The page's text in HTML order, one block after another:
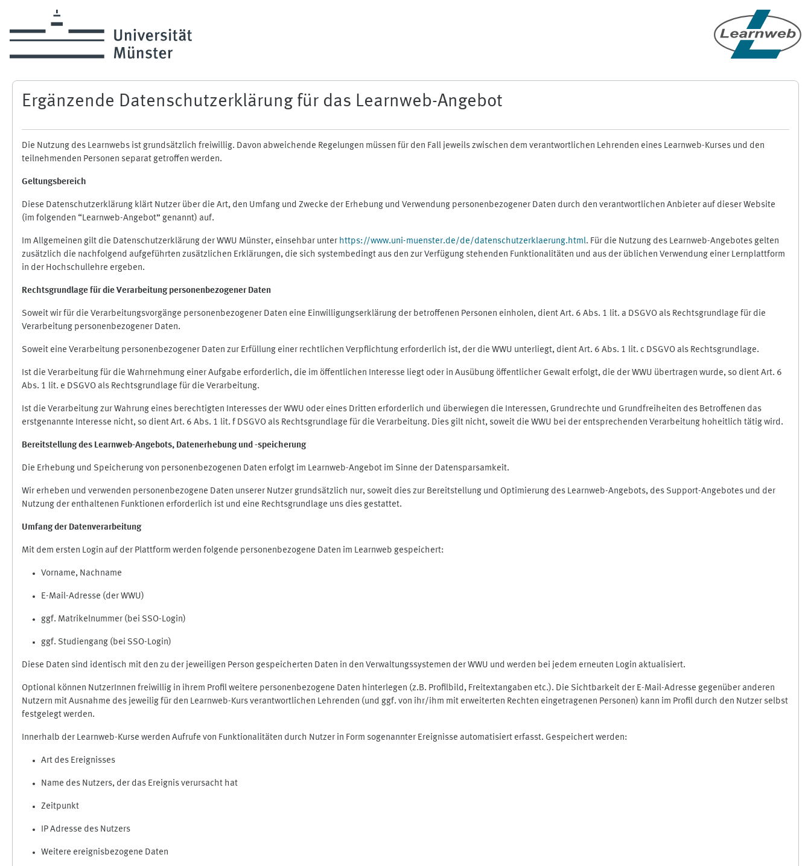
Ergänzende Datenschutzerklärung für das Learnweb-Angebot
Die Nutzung des Learnwebs ist grundsätzlich freiwillig. Davon abweichende Regelungen müssen für den Fall jeweils zwischen dem verantwortlichen Lehrenden eines Learnweb-Kurses und den
teilnehmenden Personen separat getroffen werden.
Geltungsbereich
Diese Datenschutzerklärung klärt Nutzer über die Art, den Umfang und Zwecke der Erhebung und Verwendung personenbezogener Daten durch den verantwortlichen Anbieter auf dieser Website
(im folgenden “Learnweb-Angebot” genannt) auf.
Im Allgemeinen gilt die Datenschutzerklärung der WWU Münster, einsehbar unter https://www.uni-muenster.de/de/datenschutzerklaerung.html. Für die Nutzung des Learnweb-Angebotes gelten
zusätzlich die nachfolgend aufgeführten zusätzlichen Erklärungen, die sich systembedingt aus den zur Verfügung stehenden Funktionalitäten und aus der üblichen Verwendung einer Lernplattform
in der Hochschullehre ergeben.
Rechtsgrundlage für die Verarbeitung personenbezogener Daten
Soweit wir für die Verarbeitungsvorgänge personenbezogener Daten eine Einwilligungserklärung der betroffenen Personen einholen, dient Art. 6 Abs. 1 lit. a DSGVO als Rechtsgrundlage für die
Verarbeitung personenbezogener Daten.
Soweit eine Verarbeitung personenbezogener Daten zur Erfüllung einer rechtlichen Verpflichtung erforderlich ist, der die WWU unterliegt, dient Art. 6 Abs. 1 lit. c DSGVO als Rechtsgrundlage.
Ist die Verarbeitung für die Wahrnehmung einer Aufgabe erforderlich, die im öffentlichen Interesse liegt oder in Ausübung öffentlicher Gewalt erfolgt, die der WWU übertragen wurde, so dient Art. 6
Abs. 1 lit. e DSGVO als Rechtsgrundlage für die Verarbeitung.
Ist die Verarbeitung zur Wahrung eines berechtigten Interesses der WWU oder eines Dritten erforderlich und überwiegen die Interessen, Grundrechte und Grundfreiheiten des Betroffenen das
erstgenannte Interesse nicht, so dient Art. 6 Abs. 1 lit. f DSGVO als Rechtsgrundlage für die Verarbeitung. Dies gilt nicht, soweit die WWU bei der entsprechenden Verarbeitung hoheitlich tätig wird.
Bereitstellung des Learnweb-Angebots, Datenerhebung und -speicherung
Die Erhebung und Speicherung von personenbezogenen Daten erfolgt im Learnweb-Angebot im Sinne der Datensparsamkeit.
Wir erheben und verwenden personenbezogene Daten unserer Nutzer grundsätzlich nur, soweit dies zur Bereitstellung und Optimierung des Learnweb-Angebots, des Support-Angebotes und der
Nutzung der enthaltenen Funktionen erforderlich ist und eine Rechtsgrundlage uns dies gestattet.
Umfang der Datenverarbeitung
Mit dem ersten Login auf der Plattform werden folgende personenbezogene Daten im Learnweb gespeichert:
Vorname, Nachname
E-Mail-Adresse (der WWU)
ggf. Matrikelnummer (bei SSO-Login)
ggf. Studiengang (bei SSO-Login)
Diese Daten sind identisch mit den zu der jeweiligen Person gespeicherten Daten in den Verwaltungssystemen der WWU und werden bei jedem erneuten Login aktualisiert.
Optional können NutzerInnen freiwillig in ihrem Profil weitere personenbezogene Daten hinterlegen (z.B. Profilbild, Freitextangaben etc.). Die Sichtbarkeit der E-Mail-Adresse gegenüber anderen
Nutzern mit Ausnahme des jeweilig für den Learnweb-Kurs verantwortlichen Lehrenden (und ggf. von ihr/ihm mit erweiterten Rechten eingetragenen Personen) kann im Profil durch den Nutzer selbst
festgelegt werden.
Innerhalb der Learnweb-Kurse werden Aufrufe von Funktionalitäten durch Nutzer in Form sogenannter Ereignisse automatisiert erfasst. Gespeichert werden:
Art des Ereignisses
Name des Nutzers, der das Ereignis verursacht hat
Zeitpunkt
IP Adresse des Nutzers
Weitere ereignisbezogene Daten